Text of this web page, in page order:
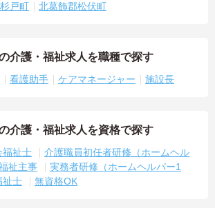
戸町 北葛飾郡松伏町
介護・福祉求人を職種で探す
看護助手 ケアマネージャー 施設長
介護・福祉求人を資格で探す
福祉士
介護職員初任者研修（ホームヘル
祉主事
実務者研修（ホームヘルパー1
祉士 無資格OK